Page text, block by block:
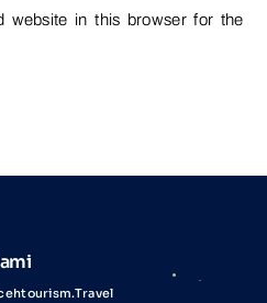
website in this browser for the